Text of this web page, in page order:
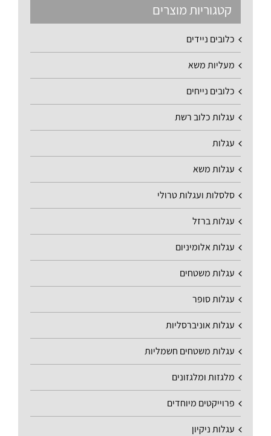
קטגוריות מוצרים
כלובים ניידים
מעליות משא
כלובים נייחים
עגלות כלוב רשת
עגלות
עגלות משא
סלסלות ועגלות טרולי
עגלות ברזל
עגלות אלומיניום
עגלות משטחים
עגלות סופר
עגלות אוניברסליות
עגלות משטחים חשמליות
מלגזות ומלגזונים
פרוייקטים מיוחדים
עגלות ניקיון